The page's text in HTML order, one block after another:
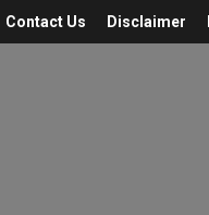
Contact Us Disclaimer